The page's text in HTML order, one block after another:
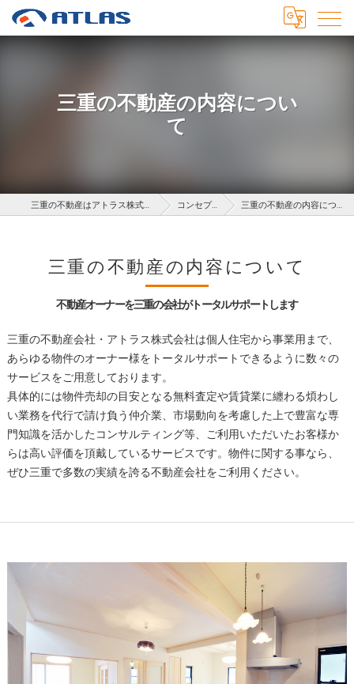
三重の不動産の内容につい
て
三重の不動産はアトラス株式会社 コンセプト 三重の不動産の内容について
不動産オーナーを三重の会社がトータルサポートします
三重の不動産の内容について
三重の不動産会社・アトラス株式会社は個人住宅から事業用まで、
あらゆる物件のオーナー様をトータルサポートできるように数々の
サービスをご用意しております。
具体的には物件売却の目安となる無料査定や賃貸業に纏わる煩わし
い業務を代行で請け負う仲介業、市場動向を考慮した上で豊富な専
門知識を活かしたコンサルティング等、ご利用いただいたお客様か
らは高い評価を頂戴しているサービスです。物件に関する事なら、
ぜひ三重で多数の実績を誇る不動産会社をご利用ください。